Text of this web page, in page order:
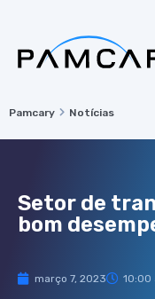
Pamcary Notícias
Setor de
bom
março 7, 2023 10:00